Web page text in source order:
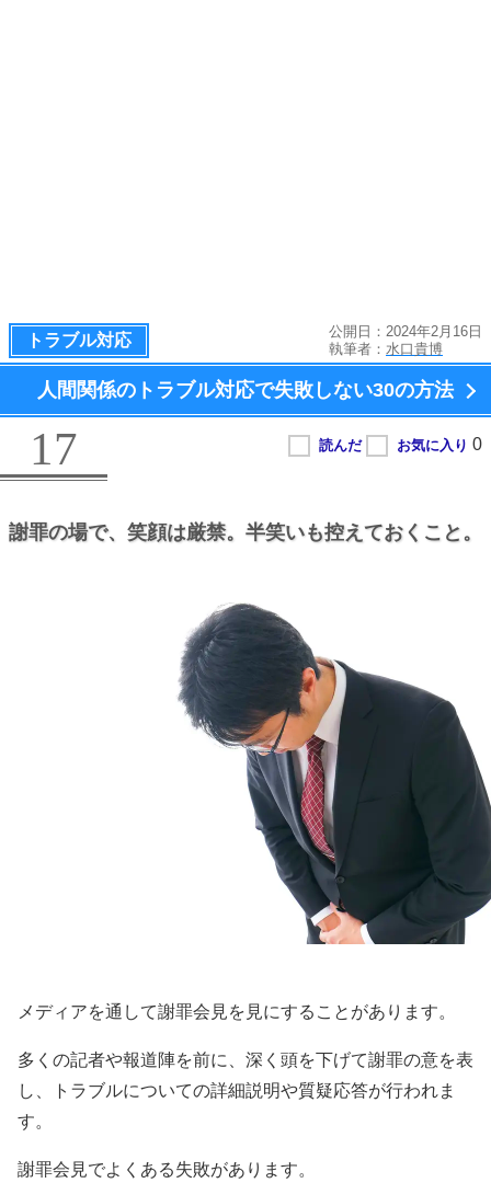
トラブル対応
公開日：2024年2月16日
執筆者： 水口貴博
人間関係のトラブル対応で失敗しない30の方法
17
謝罪の場で、 笑顔は厳禁。 半笑いも控えておくこと。
メディアを通して謝罪会見を見にすることがあります。
多くの記者や報道陣を前に、深く頭を下げて謝罪の意を表
し、トラブルについての詳細説明や質疑応答が行われま
す。
謝罪会見でよくある失敗があります。